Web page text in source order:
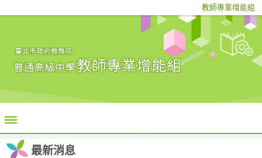
教師專業增能組
最新消息